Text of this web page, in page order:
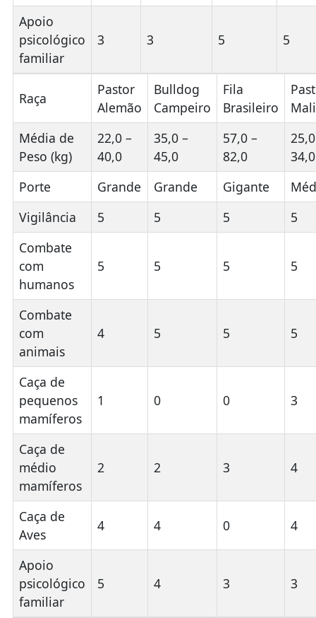
Apoio
psicológico
familiar
3 3 5 5
Raça
Pastor
Alemão
Bulldog
Campeiro
Fila
Brasileiro
Média de
Peso (kg)
22,0 –
40,0
35,0 –
45,0
57,0 –
82,0
34,0
Porte
Grande Grande Gigante
Vigilância
5 5 5
5
Combate
com
humanos
5 5 5 5
Combate
com
animais
4 5 5 5
Caça de
pequenos
mamíferos
1 0 0 3
Caça de
médio
mamíferos
2 2 3 4
Caça de
Aves
4 4 0 4
Apoio
psicológico
familiar
5 4 3 3